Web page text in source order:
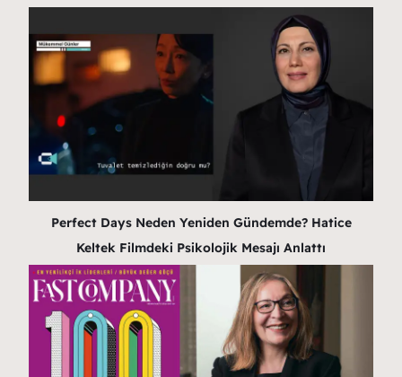
Perfect Days Neden Yeniden Gündemde? Hatice
Keltek Filmdeki Psikolojik Mesajı Anlattı